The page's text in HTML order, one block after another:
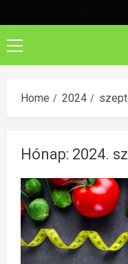
Primary
Menu
Home 2024
Hónap: 2024.